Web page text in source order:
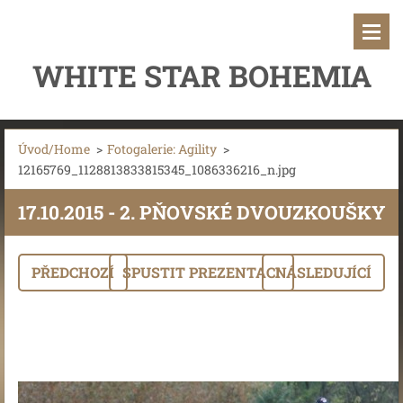
WHITE STAR BOHEMIA
Úvod/Home > Fotogalerie: Agility >
12165769_1128813833815345_1086336216_n.jpg
17.10.2015 - 2. PŇOVSKÉ DVOUZKOUŠKY
PŘEDCHOZÍ SPUSTIT PREZENTACINÁSLEDUJÍCÍ